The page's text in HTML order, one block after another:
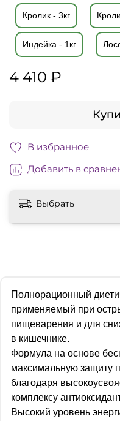
Кролик - 3кг
Индейка - 1кг
4 410 ₽
В избранное
Добавить в
Выбрать
Полнорационный
применяемый при
пищеварения и для
в кишечнике.
Формула на основе
максимальную защиту
благодаря
комплексу
Высокий уровень